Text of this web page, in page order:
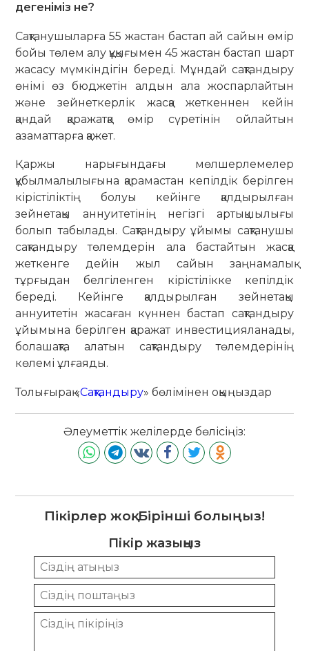
дегеніміз не?
Сақтанушыларға 55 жастан бастап ай сайын өмір
бойы төлем алу құқығымен 45 жастан бастап шарт
жасасу мүмкіндігін береді. Мұндай сақтандыру
өнімі өз бюджетін алдын ала жоспарлайтын
және зейнеткерлік жасқа жеткеннен кейін
қандай қаражатқа өмір сүретінін ойлайтын
азаматтарға қажет.
Қаржы нарығындағы мөлшерлемелер
құбылмалылығына қарамастан кепілдік берілген
кірістіліктің болуы кейінге қалдырылған
зейнетақы аннуитетінің негізгі артықшылығы
болып табылады. Сақтандыру ұйымы сақтанушы
сақтандыру төлемдерін ала бастайтын жасқа
жеткенге дейін жыл сайын заңнамалық
тұрғыдан белгіленген кірістілікке кепілдік
береді. Кейінге қалдырылған зейнетақы
аннуитетін жасаған күннен бастап сақтандыру
ұйымына берілген қаражат инвестицияланады,
болашақта алатын сақтандыру төлемдерінің
көлемі ұлғаяды.
Толығырақ «Сақтандыру» бөлімінен оқыңыздар
Әлеуметтік желілерде бөлісіңіз:
Пікірлер жоқ. Бірінші болыңыз!
Пікір жазыңыз